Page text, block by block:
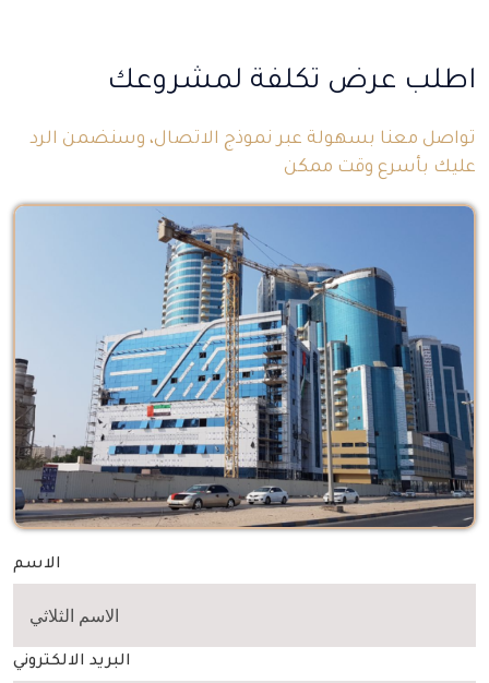
الاسم
البريد الالكتروني
اطلب عرض تكلفة لمشروعك
تواصل معنا بسهولة عبر نموذج الاتصال، وسنضمن الرد
عليك بأسرع وقت ممكن